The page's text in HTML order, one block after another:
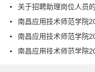
关于招聘助理岗位人员
南昌应用技术师范学院
南昌应用技术师范学院
南昌应用技术师范学院